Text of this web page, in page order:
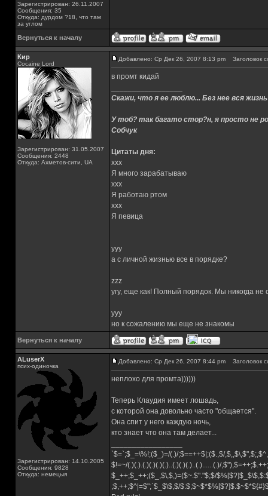
Зарегистрирован: 26.11.2007
Сообщения: 35
Откуда: дурдом ?18, что там
за углом
Вернуться к началу
Кир
Cocaine Lord
Зарегистрирован: 31.05.2007
Сообщения: 2448
Откуда: Ахметов-сити, UA
Добавлено: Ср Дек 26, 2007 8:13 pm Заголовок
в промт кидай
Скажи, что я ее люблю... Без нее вся
У тоб? так багато стор?н, я просто не
Собчук
Цитаты дня:
xxx
Я много зарабатываю
xxx
Я работаю ртом
xxx
Я певица
yyy
а с личной жизнью все в порядке?
zzz
угу, еще как! Полный порядок. Мы никогда
yyy
но к сожалению мы еще не знакомы
Вернуться к началу
ALuserX
псих-одиночка
Зарегистрирован: 14.10.2005
Сообщения: 9828
Откуда: немецыя
Добавлено: Ср Дек 26, 2007 8:44 pm Заголовок
неплохо для промта))))))
Теперь Клаудия имеет лошадь,
с которой она довольно часто "общается".
Она спит у него каждую ночь,
кто знает что она там делает...
`$=`;$_=\%!;($_)=/(.)/;$==++$|;($.,$/
$!=~/(.)(.).(.)(.)(.)(.)..(.)(.)(.)..(.)......(.)/
$_++;$_++;($_,$\,$,)=($~.$"."$;$/
;$,++;$^|=$";`$_$\$,$/